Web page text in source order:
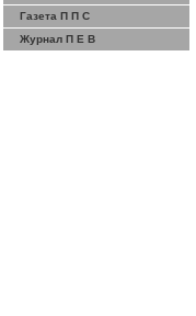
Газета П П С
Журнал П Е В